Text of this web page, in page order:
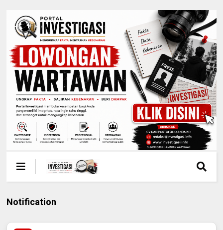
Notification